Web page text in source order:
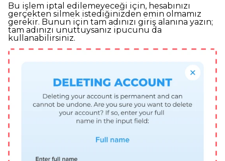
Bu işlem iptal edilemeyeceği için, hesabınızı
gerçekten silmek istediğinizden emin olmamız
gerekir. Bunun için tam adınızı giriş alanına yazın;
tam adınızı unuttuysanız ipucunu da
kullanabilirsiniz.